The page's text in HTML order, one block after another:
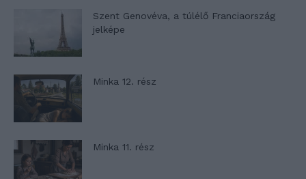
Szent Genovéva, a túlélő Franciaország
jelképe
Minka 12. rész
Minka 11. rész